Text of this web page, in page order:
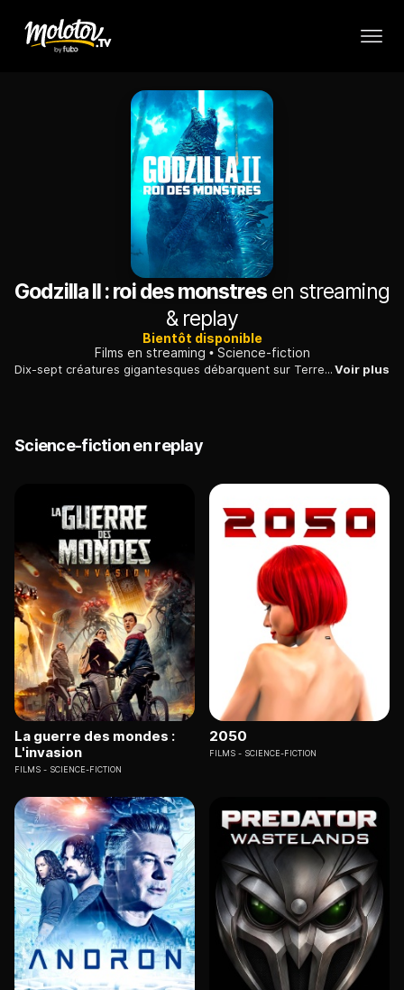
Godzilla II : roi des monstresen streaming
& replay
Bientôt disponible
Films en streaming
Science-fiction
Dix-sept créatures gigantesques débarquent sur Terre et commencent à s'affronter. Un groupe d'humains tente vaillammant de combattre ces Titans.Voir plus
Science-fiction en replay
La guerre des mondes :
L'invasion
FILMS SCIENCE-FICTION
2050
FILMS SCIENCE-FICTION